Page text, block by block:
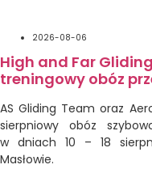
2026-08-06
High and Far
treningowy obóz
AS Gliding Team oraz
sierpniowy obóz
w dniach 10 – 18
Masłowie.